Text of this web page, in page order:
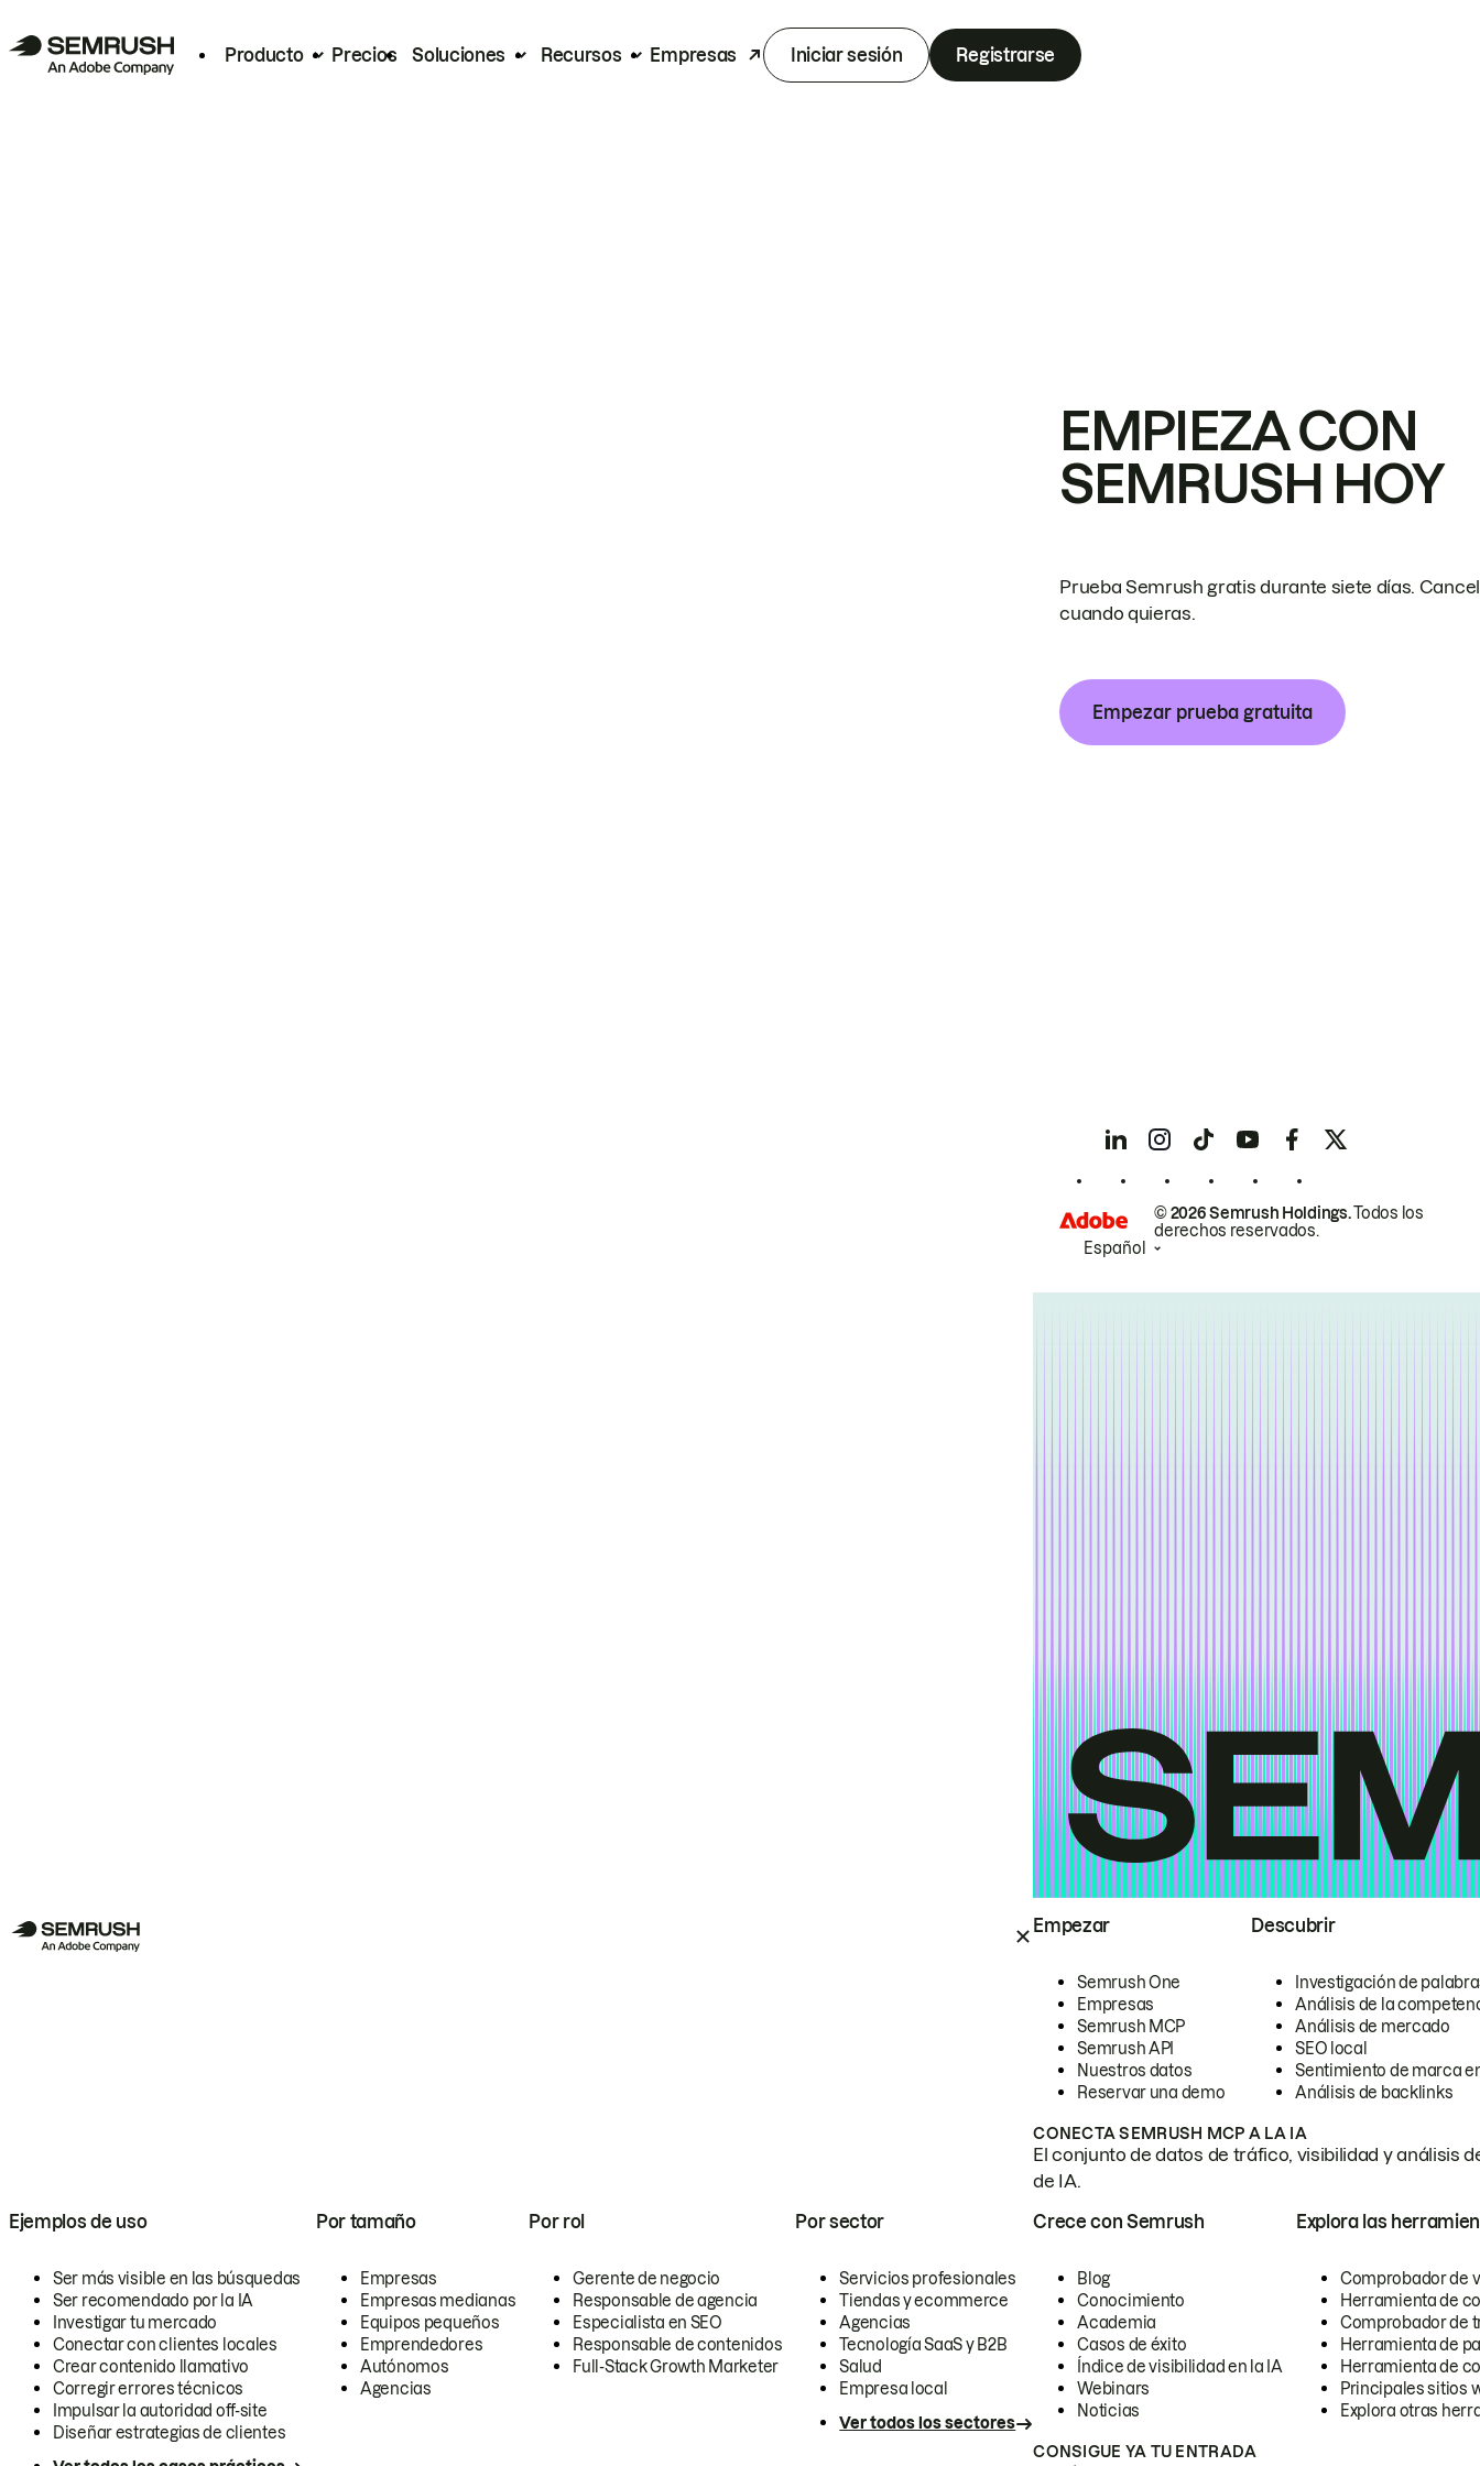
Producto Precios Soluciones Recursos Empresas Iniciar sesión Registrarse
Empezar
Semrush One
Empresas
Semrush MCP
Semrush API
Nuestros datos
Reservar una demo
Descubrir
Investigación de
Análisis de la
Análisis de mercado
SEO local
Sentimiento de marca
Análisis de backlinks
CONECTA SEMRUSH MCP A LA IA
El conjunto de datos de tráfico, visibilidad y análisis
de IA.
Ejemplos de uso
Ser más visible en las búsquedas
Ser recomendado por la IA
Investigar tu mercado
Conectar con clientes locales
Crear contenido llamativo
Corregir errores técnicos
Impulsar la autoridad off-site
Diseñar estrategias de clientes
Por tamaño
Empresas
Empresas medianas
Equipos pequeños
Emprendedores
Autónomos
Agencias
Por rol
Gerente de negocio
Responsable de agencia
Especialista en SEO
Responsable de contenidos
Full-Stack Growth Marketer
Por sector
Servicios profesionales
Tiendas y ecommerce
Agencias
Tecnología SaaS y B2B
Salud
Empresa local
Ver todos los sectores
Crece con Semrush
Blog
Conocimiento
Academia
Casos de éxito
Índice de visibilidad en la IA
Webinars
Noticias
Explora las
Comprobador de
Herramienta de
Comprobador de
Herramienta de
Herramienta de
Principales sitios
Explora otras
CONSIGUE YA TU ENTRADA
EMPIEZA CON
SEMRUSH HOY
Prueba Semrush gratis durante siete días.
cuando quieras.
Empezar prueba gratuita
© 2026 Semrush Holdings.Todos los
derechos reservados.
Español